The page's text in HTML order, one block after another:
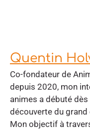
Quentin
Co-fondateur de
depuis 2020, mon
animes a débuté
découverte du
Mon objectif à